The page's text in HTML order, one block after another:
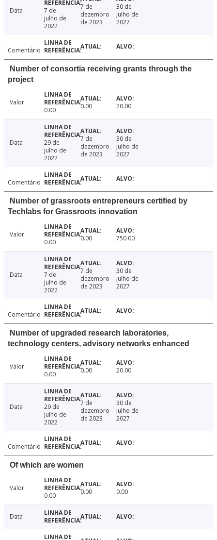
Data
7 de
julho de
2022
7 de
dezembro
de 2023
30 de
julho de
2027
Comentário
Number of consortia receiving grants through the
project
Valor
0.00
0.00 20.00
Data
29 de
julho de
2022
7 de
dezembro
de 2023
30 de
julho de
2027
Comentário
Number of grassroots entrepreneurs certified by
Techlabs for Grassroots innovation
Valor
0.00
0.00 750.00
Data
7 de
julho de
2022
7 de
dezembro
de 2023
30 de
julho de
2027
Comentário
Number of upgraded research laboratories,
technology centers, advisory networks enhanced
Valor
0.00
0.00 20.00
Data
29 de
julho de
2022
7 de
dezembro
de 2023
30 de
julho de
2027
Comentário
Of which are women
Valor
0.00
0.00 0.00
Data